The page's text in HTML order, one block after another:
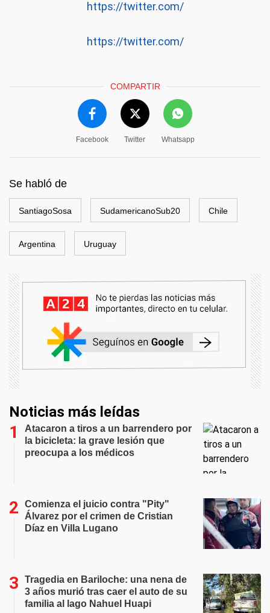
https://twitter.com/
https://twitter.com/
COMPARTIR
Facebook Twitter Whatsapp
Se habló de
SantiagoSosa SudamericanoSub20 Chile
Argentina Uruguay
Noticias más leídas
Atacaron a tiros a un barrendero por
la bicicleta: la grave lesión que
preocupa a los médicos
Comienza el juicio contra "Pity"
Álvarez por el crimen de Cristian
Díaz en Villa Lugano
Tragedia en Bariloche: una nena de
3 años murió tras caer el auto de su
familia al lago Nahuel Huapi